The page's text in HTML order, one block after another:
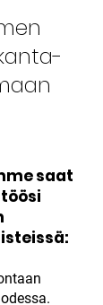
saat